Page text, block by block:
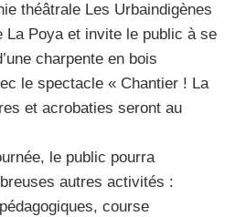
théâtrale Les Urbaindigènes
La Poya et invite le public à se
charpente en bois
le spectacle « Chantier ! La
et acrobaties seront au
le public pourra
autres activités :
course